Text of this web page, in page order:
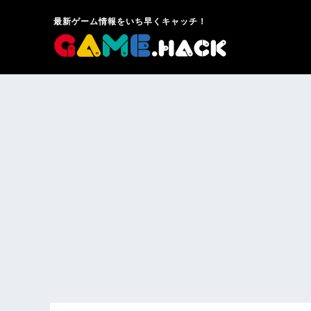
最新ゲーム情報をいち早くキャッチ！